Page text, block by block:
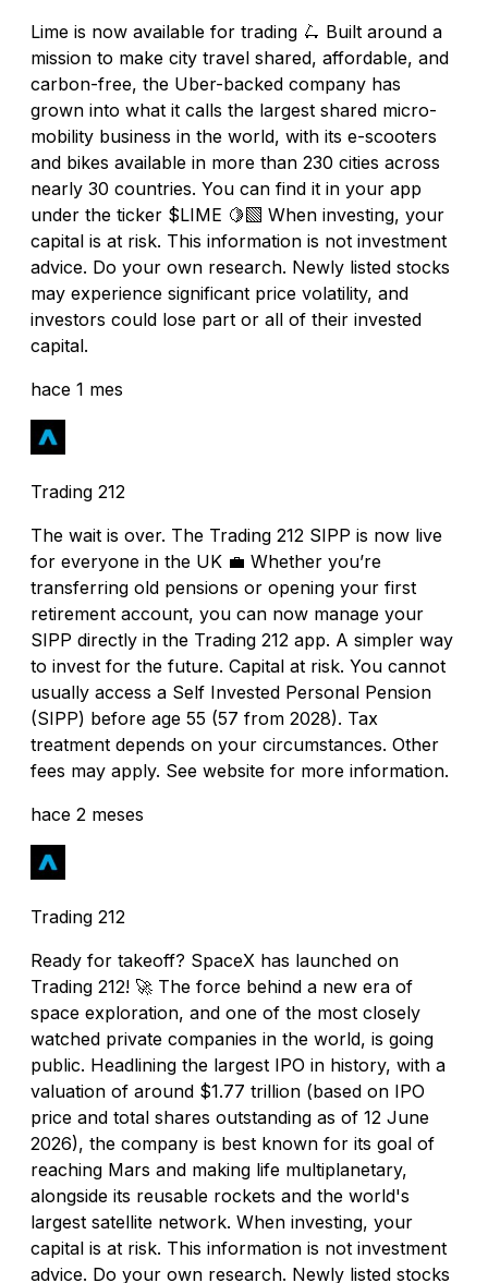
Lime is now available for trading 🛴 Built around a
mission to make city travel shared, affordable, and
carbon-free, the Uber-backed company has
grown into what it calls the largest shared micro-
mobility business in the world, with its e-scooters
and bikes available in more than 230 cities across
nearly 30 countries. You can find it in your app
under the ticker $LIME 🍋‍🟩 When investing, your
capital is at risk. This information is not investment
advice. Do your own research. Newly listed stocks
may experience significant price volatility, and
investors could lose part or all of their invested
capital.
hace 1 mes
Trading 212
The wait is over. The Trading 212 SIPP is now live
for everyone in the UK 💼 Whether you’re
transferring old pensions or opening your first
retirement account, you can now manage your
SIPP directly in the Trading 212 app. A simpler way
to invest for the future. Capital at risk. You cannot
usually access a Self Invested Personal Pension
(SIPP) before age 55 (57 from 2028). Tax
treatment depends on your circumstances. Other
fees may apply. See website for more information.
hace 2 meses
Trading 212
Ready for takeoff? SpaceX has launched on
Trading 212! 🚀 The force behind a new era of
space exploration, and one of the most closely
watched private companies in the world, is going
public. Headlining the largest IPO in history, with a
valuation of around $1.77 trillion (based on IPO
price and total shares outstanding as of 12 June
2026), the company is best known for its goal of
reaching Mars and making life multiplanetary,
alongside its reusable rockets and the world's
largest satellite network. When investing, your
capital is at risk. This information is not investment
advice. Do your own research. Newly listed stocks